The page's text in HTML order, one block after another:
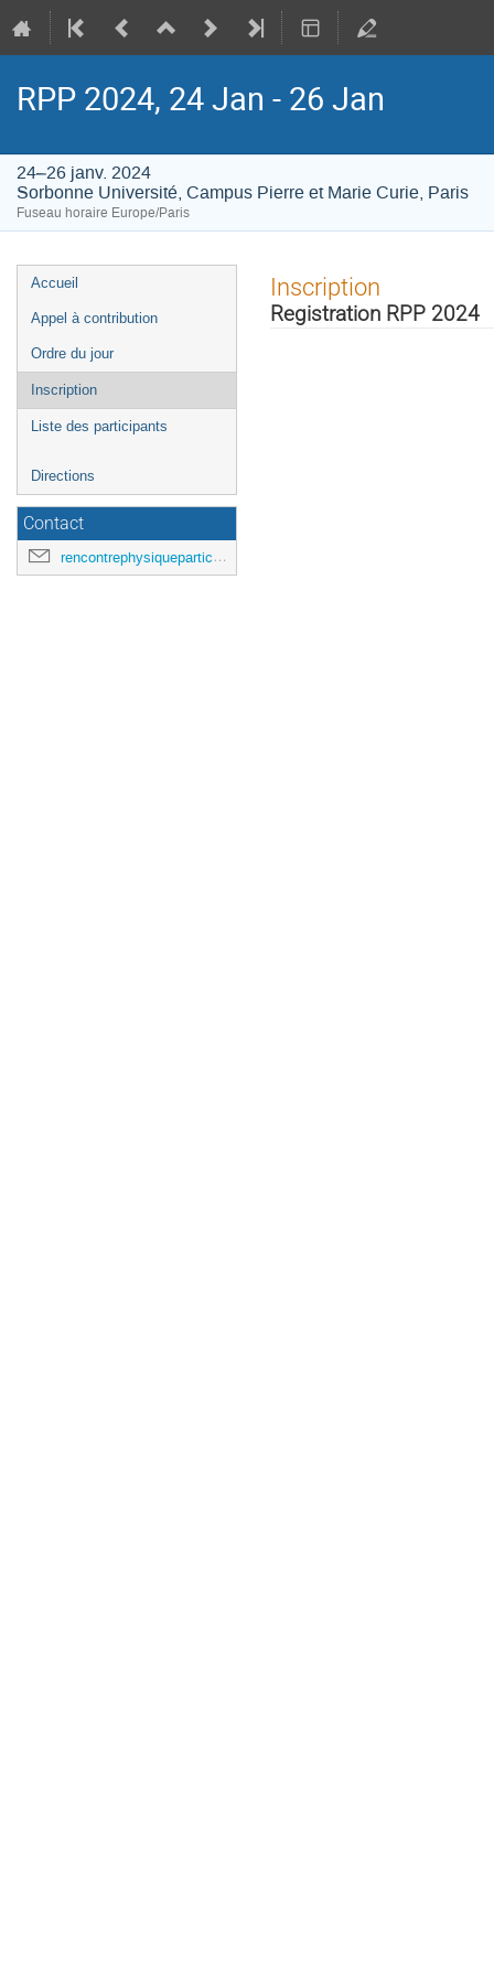
RPP 2024, 24 Jan - 26 Jan
24–26 janv. 2024
Sorbonne Université, Campus Pierre et Marie Curie, Paris
Fuseau horaire Europe/Paris
Menu
de
Accueil
Appel à contribution
Ordre du jour
Inscription
Liste des participants
Directions
Contact
rencontrephysiqueparticules@gmail.com
Inscription
Registration RPP 2024